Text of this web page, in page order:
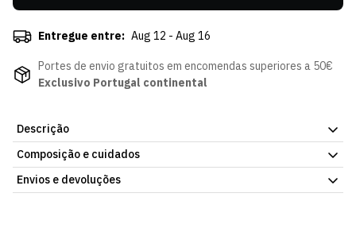
Entregue entre: Aug 12 - Aug 16
Portes de envio gratuitos em encomendas superiores a 50€
Exclusivo Portugal continental
Descrição
Caneca Veludo Prateada SCP, com o emblema do Sporting Clube
de Portugal. Material resistente, para uso diário. Faz parte da
atual coleção da Loja Verde Online.
Composição e cuidados
Envios e devoluções